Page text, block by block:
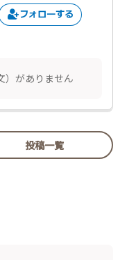
）がありません
投稿一覧